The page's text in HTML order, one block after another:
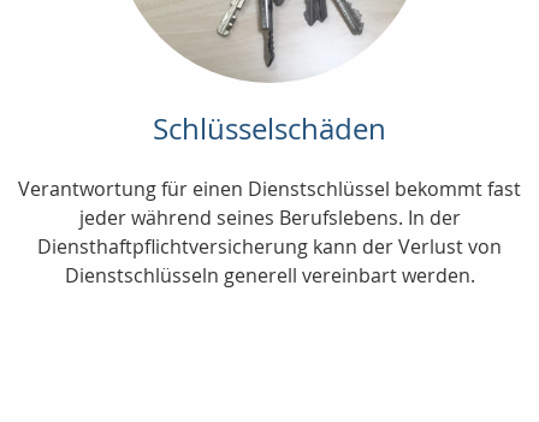
Schlüsselschäden
Verantwortung für einen Dienstschlüssel bekommt fast
jeder während seines Berufslebens. In der
Diensthaftpflichtversicherung kann der Verlust von
Dienstschlüsseln generell vereinbart werden.